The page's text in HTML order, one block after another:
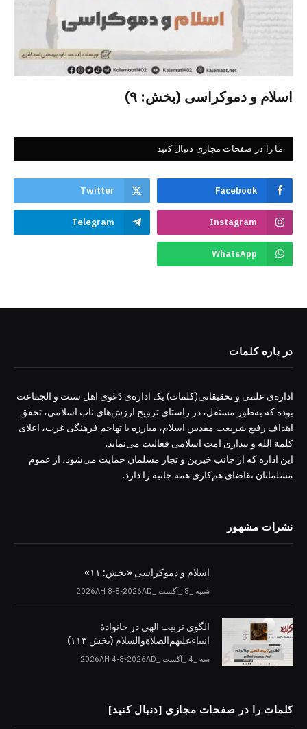
اسلام و دموکراسی (بخش: ۹)
ما را در صفحات مجازی دنبال کنید
Facebook
Twitter
Instagram
Telegram
WhatsApp
در باره کلمات
اداره‌ی علمی و تحقیقاتی(کلمات) یک اداره‌ی دَعَوی اهل سنت و الجماعت
بوده که به‌طور مستقل، در راستای ترویج ارزش‌های ناب اسلامی، تحقق
اهداف رفیع شریعت مقدس اسلام، مبارزه با تهاجم فرهنگی غرب، اعلای
کلمة الله و بیداری امت اسلامی فعالیت می‌نماید.
این اداره که از جانب خیرین و تجار مسلمان حمایت می‌شود، از عموم
مسلمانان تقاضای هم‌کاری همه جانبه را دارد.
نشرات مشهور
اسلام و دموکراسی «بخش: ۱۱»
شنبه _8 _آگست _2026AH 8-8-2026AD
الگوی تربیت الهی در خانوادۀ
انبیاءعلیهم‌الصلاةو‌السلام (بخش ۱۱۳)
سه _4 _آگست _2026AH 4-8-2026AD
کلمات را در صفحات مجازی [دنبال کنید]